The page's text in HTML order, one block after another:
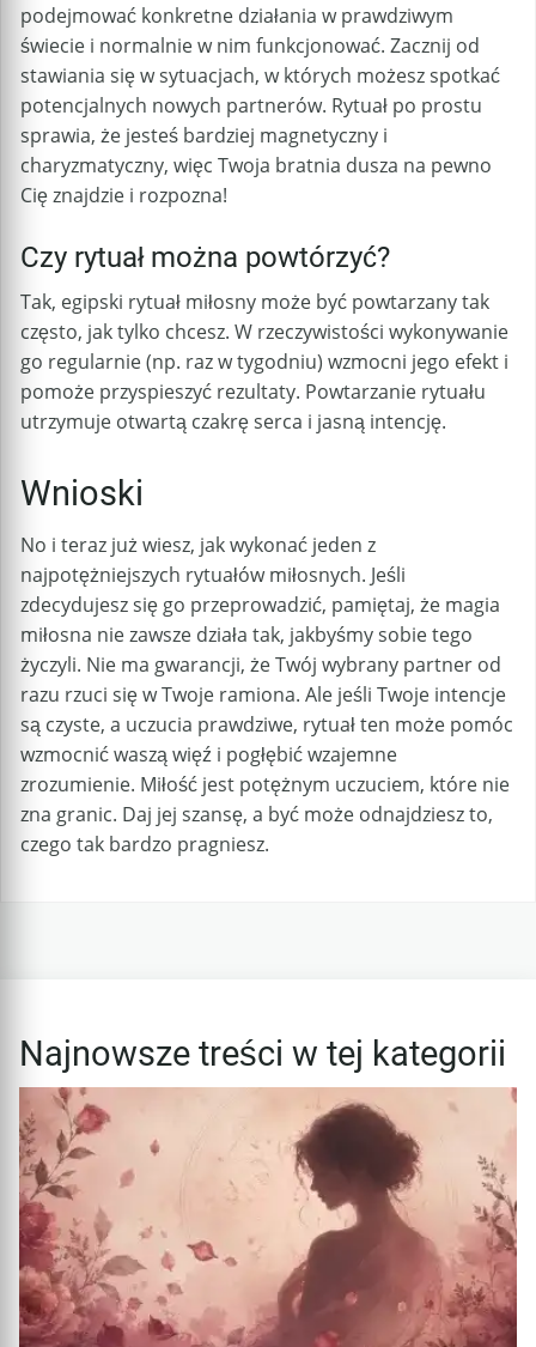
podejmować konkretne działania w prawdziwym
świecie i normalnie w nim funkcjonować. Zacznij od
stawiania się w sytuacjach, w których możesz spotkać
potencjalnych nowych partnerów. Rytuał po prostu
sprawia, że jesteś bardziej magnetyczny i
charyzmatyczny, więc Twoja bratnia dusza na pewno
Cię znajdzie i rozpozna!
Czy rytuał można powtórzyć?
Tak, egipski rytuał miłosny może być powtarzany tak
często, jak tylko chcesz. W rzeczywistości wykonywanie
go regularnie (np. raz w tygodniu) wzmocni jego efekt i
pomoże przyspieszyć rezultaty. Powtarzanie rytuału
utrzymuje otwartą czakrę serca i jasną intencję.
Wnioski
No i teraz już wiesz, jak wykonać jeden z
najpotężniejszych rytuałów miłosnych. Jeśli
zdecydujesz się go przeprowadzić, pamiętaj, że magia
miłosna nie zawsze działa tak, jakbyśmy sobie tego
życzyli. Nie ma gwarancji, że Twój wybrany partner od
razu rzuci się w Twoje ramiona. Ale jeśli Twoje intencje
są czyste, a uczucia prawdziwe, rytuał ten może pomóc
wzmocnić waszą więź i pogłębić wzajemne
zrozumienie. Miłość jest potężnym uczuciem, które nie
zna granic. Daj jej szansę, a być może odnajdziesz to,
czego tak bardzo pragniesz.
Najnowsze treści w tej kategorii